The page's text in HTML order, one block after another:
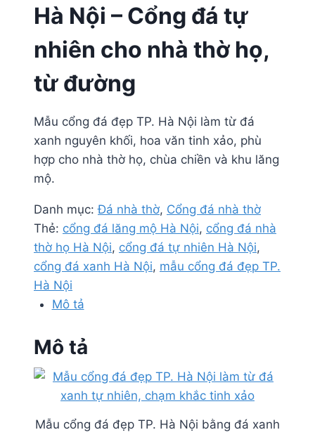
Hà Nội – Cổng đá tự
nhiên cho nhà thờ họ,
từ đường
Mẫu cổng đá đẹp TP. Hà Nội làm từ đá
xanh nguyên khối, hoa văn tinh xảo, phù
hợp cho nhà thờ họ, chùa chiền và khu lăng
mộ.
Danh mục:Đá nhà thờ, Cổng đá nhà thờ
Thẻ: cổng đá lăng mộ Hà Nội, cổng đá nhà
thờ họ Hà Nội, cổng đá tự nhiên Hà Nội,
cổng đá xanh Hà Nội, mẫu cổng đá đẹp TP.
Hà Nội
Mô tả
Mô tả
Mẫu cổng đá đẹp TP. Hà Nội bằng đá xanh